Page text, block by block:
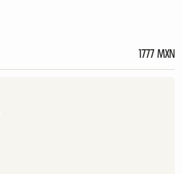
1777 MXN